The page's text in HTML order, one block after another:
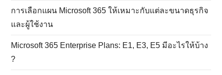
การเลือกแผน Microsoft 365 ให้เหมาะกับแต่ละขนาดธุรกิจ
และผู้ใช้งาน
Microsoft 365 Enterprise Plans: E1, E3, E5 มีอะไรให้บ้าง
?